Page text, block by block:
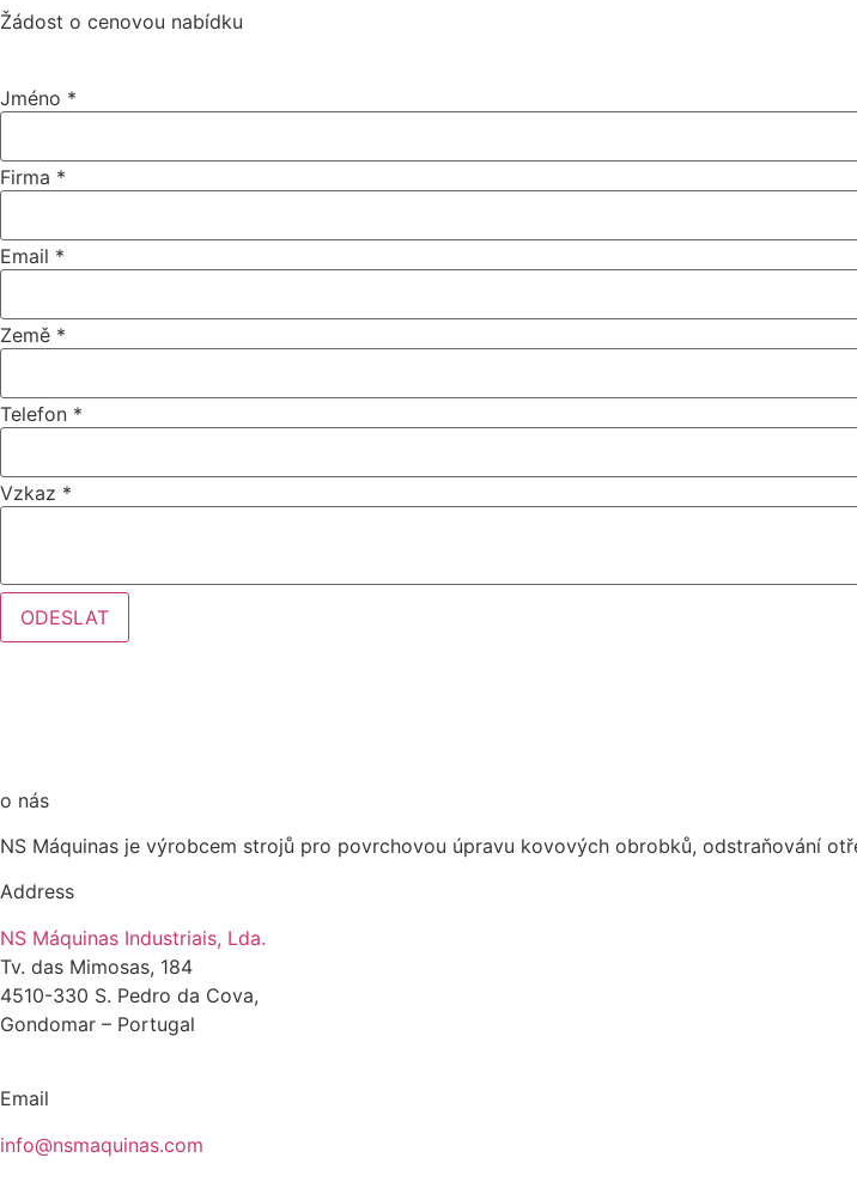
Žádost o cenovou nabídku
Jméno *
Firma *
Email *
Země *
Telefon *
Vzkaz *
Telefon
URL
Layout
ODESLAT
o nás
NS Máquinas je výrobcem strojů pro povrchovou úpravu kovových obrobků, odstraňování
Address
NS Máquinas Industriais, Lda.
Tv. das Mimosas, 184
4510-330 S. Pedro da Cova,
Gondomar – Portugal
Email
info@nsmaquinas.com